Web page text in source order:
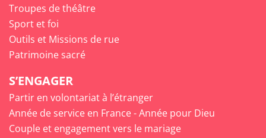
Troupes de théâtre
Sport et foi
Outils et Missions de rue
Patrimoine sacré
S’ENGAGER
Partir en volontariat à l’étranger
Année de service en France - Année pour Dieu
Couple et engagement vers le mariage